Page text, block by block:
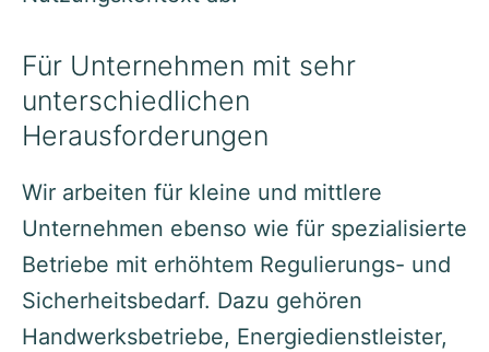
Für Unternehmen mit sehr
unterschiedlichen
Herausforderungen
Wir arbeiten für kleine und mittlere
Unternehmen ebenso wie für spezialisierte
Betriebe mit erhöhtem Regulierungs- und
Sicherheitsbedarf. Dazu gehören
Handwerksbetriebe, Energiedienstleister,